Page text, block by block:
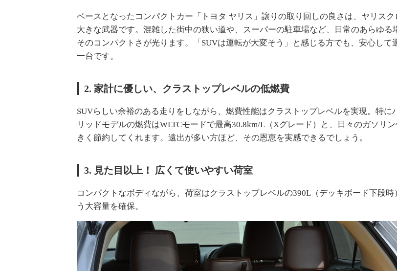
ベースとなったコンパクトカー「トヨタ ヤリス」譲りの取り回しの良さは、ヤリスク
大きな武器です。混雑した街中の狭い道や、スーパーの駐車場など、日常のあらゆる
そのコンパクトさが光ります。「SUVは運転が大変そう」と感じる方でも、安心して
一台です。
2. 家計に優しい、クラストップレベルの低燃費
SUVらしい余裕のある走りをしながら、燃費性能はクラストップレベルを実現。特に
リッドモデルの燃費はWLTCモードで最高30.8km/L（Xグレード）と、日々のガソリ
きく節約してくれます。遠出が多い方ほど、その恩恵を実感できるでしょう。
3. 見た目以上！ 広くて使いやすい荷室
コンパクトなボディながら、荷室はクラストップレベルの390L（デッキボード下段時
う大容量を確保。